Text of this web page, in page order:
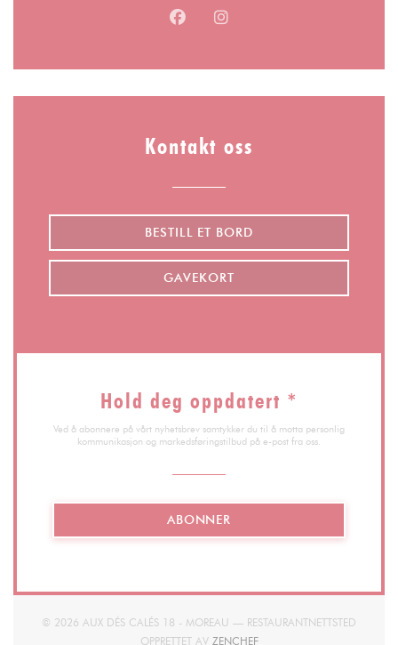
Facebook ((åpner i et nytt
Instagram ((åpner i et
Kontakt oss
BESTILL ET BORD
GAVEKORT
Hold deg oppdatert *
Ved å abonnere på vårt nyhetsbrev samtykker du til å motta personlig
kommunikasjon og markedsføringstilbud på e-post fra oss.
ABONNER
© 2026 AUX DÉS CALÉS 18 - MOREAU — RESTAURANTNETTSTED
OPPRETTET AV ZENCHEF((ÅPNER I ET NYTT VINDU))